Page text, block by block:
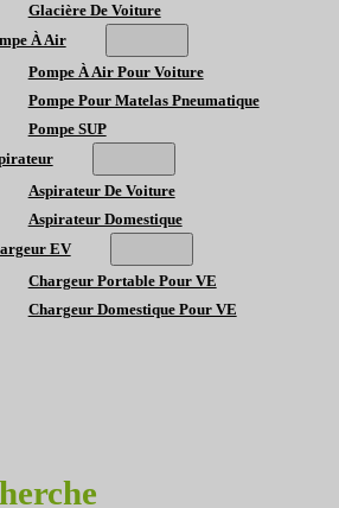
Glacière De Voiture
À Air
Pompe À Air Pour Voiture
Pompe Pour Matelas Pneumatique
Pompe SUP
Aspirateur De Voiture
Aspirateur Domestique
EV
Chargeur Portable Pour VE
Chargeur Domestique Pour VE